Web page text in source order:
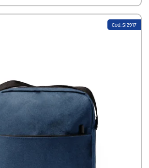
Cod: SI2917